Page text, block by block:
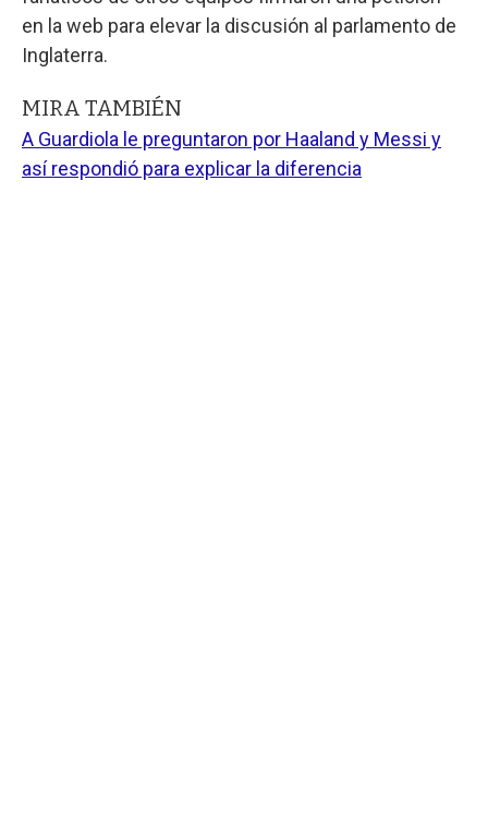
en la web para elevar la discusión al parlamento de
Inglaterra.
MIRA TAMBIÉN
A Guardiola le preguntaron por Haaland y Messi y
así respondió para explicar la diferencia